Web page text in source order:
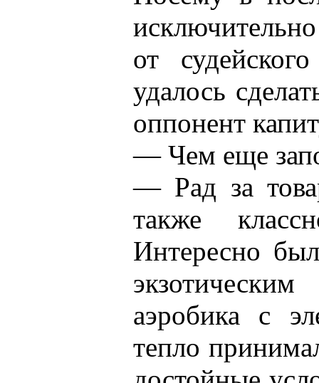
от
удалось
оппонент
— Чем еще
— Рад за
также
Интересно
аэробика с
тепло